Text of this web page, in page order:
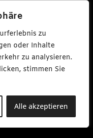
zu
oder Inhalte
zu analysieren.
stimmen Sie
Alle akzeptieren